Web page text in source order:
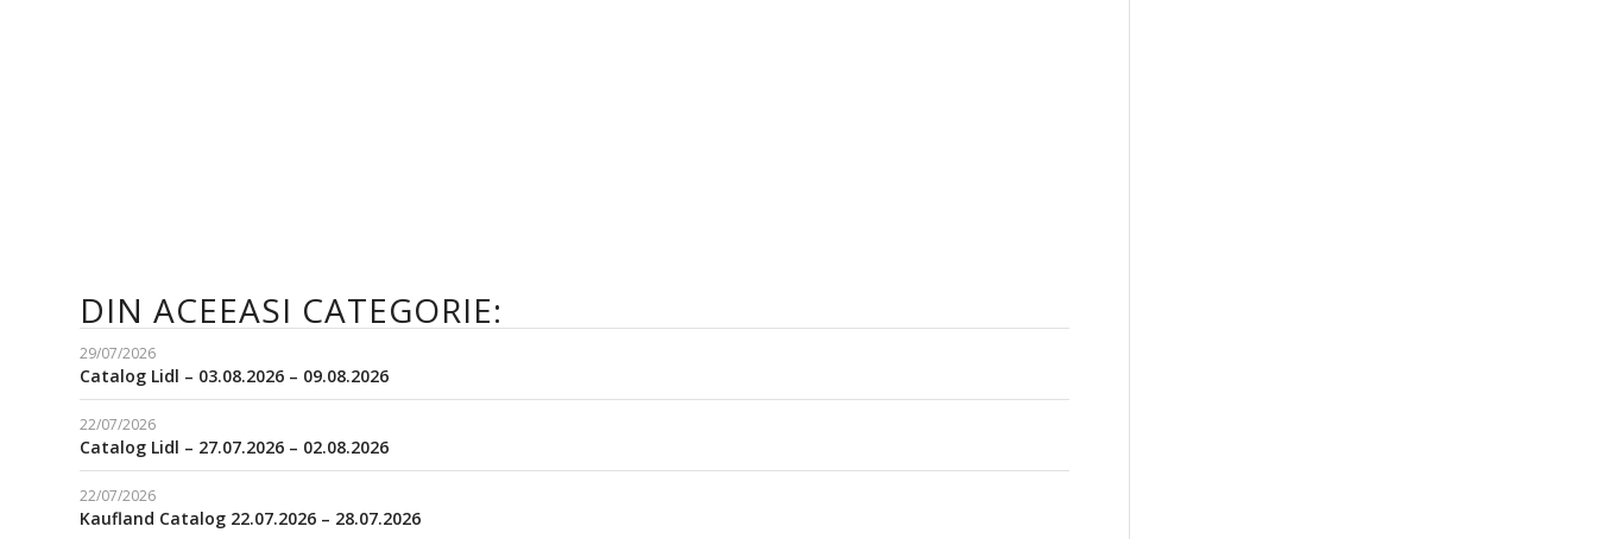
DIN ACEEASI CATEGORIE:
29/07/2026
Catalog Lidl – 03.08.2026 – 09.08.2026
22/07/2026
Catalog Lidl – 27.07.2026 – 02.08.2026
22/07/2026
Kaufland Catalog 22.07.2026 – 28.07.2026